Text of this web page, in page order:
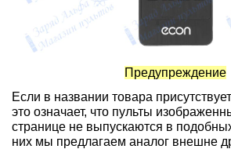
Предупреждение
Если в названии товара
это означает, что пульты
странице не выпускаются в
них мы предлагаем аналог внешне